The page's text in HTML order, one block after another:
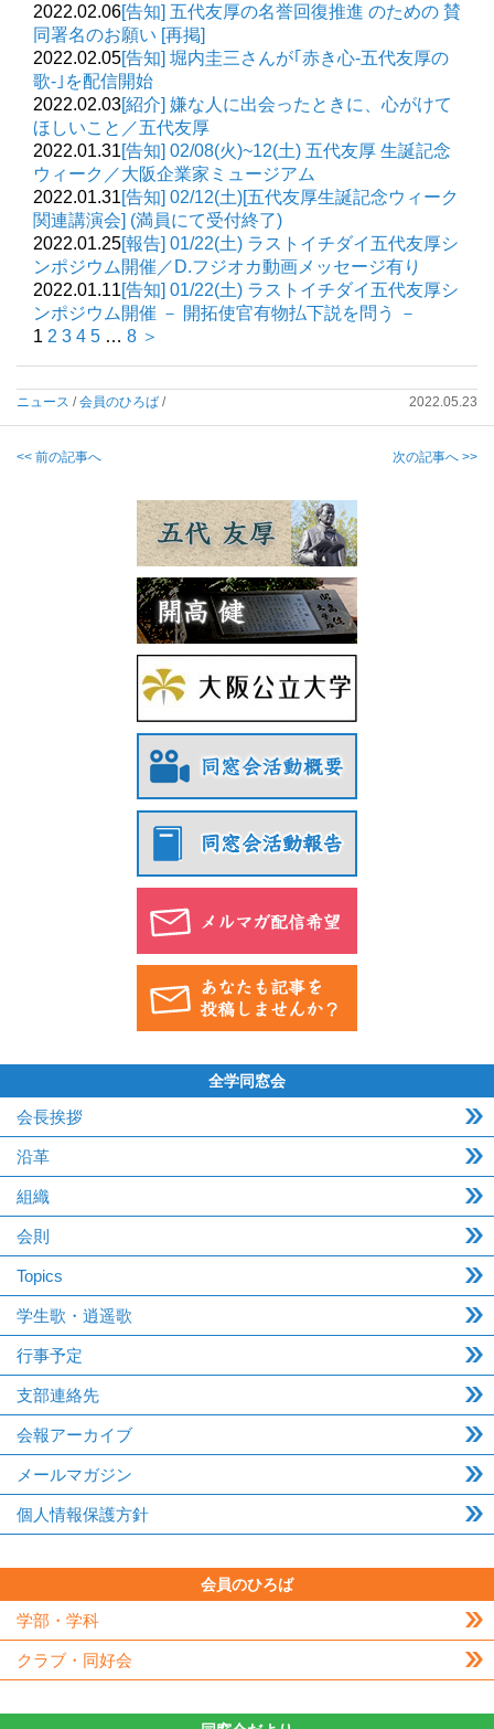
2022.02.06[告知] 五代友厚の名誉回復推進 のための 賛
同署名のお願い [再掲]
2022.02.05[告知] 堀内圭三さんが｢赤き心-五代友厚の
歌-｣を配信開始
2022.02.03[紹介] 嫌な人に出会ったときに、心がけて
ほしいこと／五代友厚
2022.01.31[告知] 02/08(火)~12(土) 五代友厚 生誕記念
ウィーク／大阪企業家ミュージアム
2022.01.31[告知] 02/12(土)[五代友厚生誕記念ウィーク
関連講演会] (満員にて受付終了)
2022.01.25[報告] 01/22(土) ラストイチダイ五代友厚シ
ンポジウム開催／D.フジオカ動画メッセージ有り
2022.01.11[告知] 01/22(土) ラストイチダイ五代友厚シ
ンポジウム開催 － 開拓使官有物払下説を問う －
1 2 3 4 5 … 8 ＞
ニュース /会員のひろば / 2022.05.23
<< 前の記事へ 次の記事へ >>
全学同窓会
会長挨拶
沿革
組織
会則
Topics
学生歌・逍遥歌
行事予定
支部連絡先
会報アーカイブ
メールマガジン
個人情報保護方針
会員のひろば
学部・学科
クラブ・同好会